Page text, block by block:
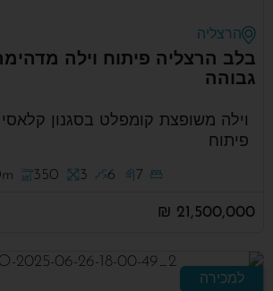
הרצליה
בלב הרצליה פיתוח וילה
גבוהה
וילה משופצת קומפלט בסגנון
פיתוח
7
6
3
350
21,500,000 ₪
למכירה